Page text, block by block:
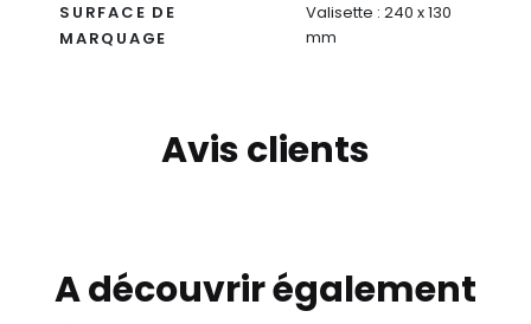
SURFACE DE
MARQUAGE
Valisette : 240 x 130
mm
Avis clients
A découvrir également